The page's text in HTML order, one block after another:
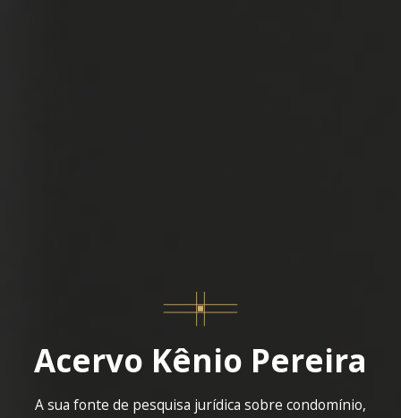
Acervo Kênio Pereira
A sua fonte de pesquisa jurídica sobre condomínio,